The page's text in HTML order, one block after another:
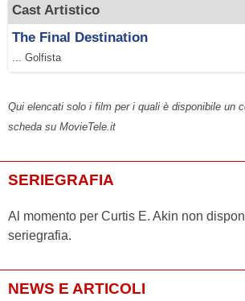
Cast Artistico
The Final Destination
... Golfista
Qui elencati solo i film per i quali è disponibile un
scheda su MovieTele.it
SERIEGRAFIA
Al momento per Curtis E. Akin non
seriegrafia.
NEWS E ARTICOLI